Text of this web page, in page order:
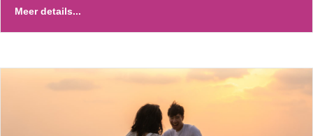
Meer details...